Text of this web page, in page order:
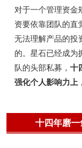
对于一个管理资金
资要依靠团队的直
无法理解产品的投
的。星石已经成为
队的头部私募，十
强化个人影响力上
十四年磨